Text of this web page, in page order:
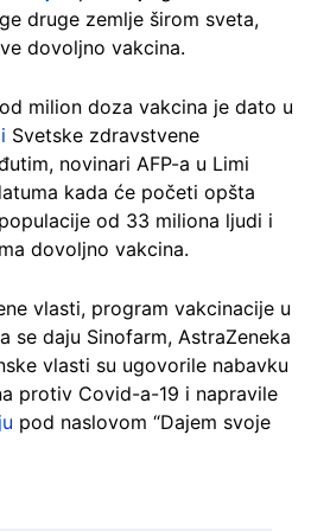
druge zemlje širom sveta,
dovoljno vakcina.
milion doza vakcina je dato u
Svetske zdravstvene
novinari AFP-a u Limi
kada će početi opšta
od 33 miliona ljudi i
dovoljno vakcina.
vlasti, program vakcinacije u
se daju Sinofarm, AstraZeneka
vlasti su ugovorile nabavku
protiv Covid-a-19 i napravile
pod naslovom “Dajem svoje